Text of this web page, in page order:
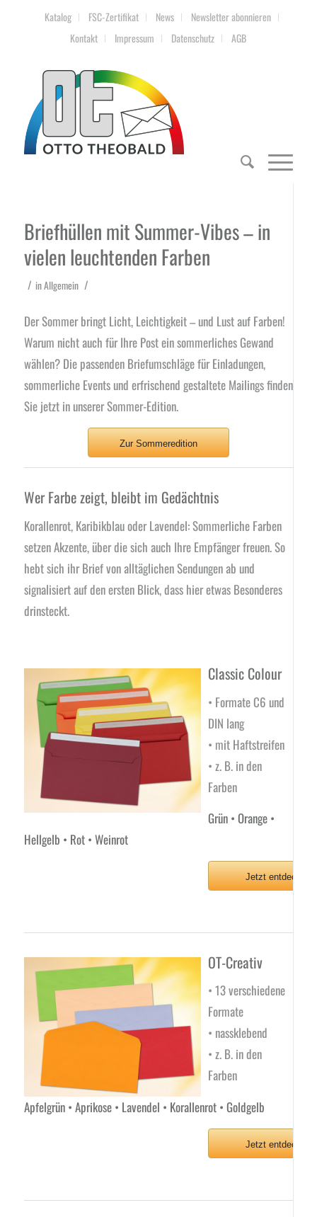
Katalog FSC-Zertifikat News
Newsletter abonnieren
Kontakt
Impressum Datenschutz AGB
Briefhüllen mit Summer-Vibes – in
vielen leuchtenden Farben
/ inAllgemein /
Der Sommer bringt Licht, Leichtigkeit – und Lust auf Farben!
Warum nicht auch für Ihre Post ein sommerliches Gewand
wählen?Die passenden Briefumschläge für Einladungen,
sommerliche Events und erfrischend gestaltete Mailings finden
Sie jetzt in unserer Sommer-Edition.
Zur Sommeredition
Wer Farbe zeigt, bleibt im Gedächtnis
Korallenrot, Karibikblau oder Lavendel: Sommerliche Farben
setzen Akzente, über die sich auch Ihre Empfänger freuen. So
hebt sich ihr Brief von alltäglichen Sendungen ab und
signalisiert auf den ersten Blick, dass hier etwas Besonderes
drinsteckt.
Classic Colour
• Formate C6 und
DIN lang
• mit Haftstreifen
• z. B. in den
Farben
Grün • Orange •
Hellgelb • Rot • Weinrot
Jetzt entdecken
OT-Creativ
• 13 verschiedene
Formate
• nassklebend
• z. B. in den
Farben
Apfelgrün • Aprikose • Lavendel • Korallenrot • Goldgelb
Jetzt entdecken